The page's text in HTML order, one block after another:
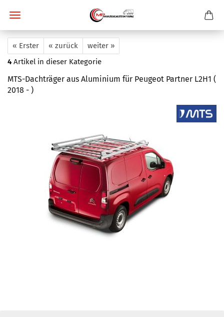
« Erster « zurück
weiter »
4Artikel in dieser Kategorie
MTS-Dachträger aus Aluminium für Peugeot Partner L2H1 (
2018 - )